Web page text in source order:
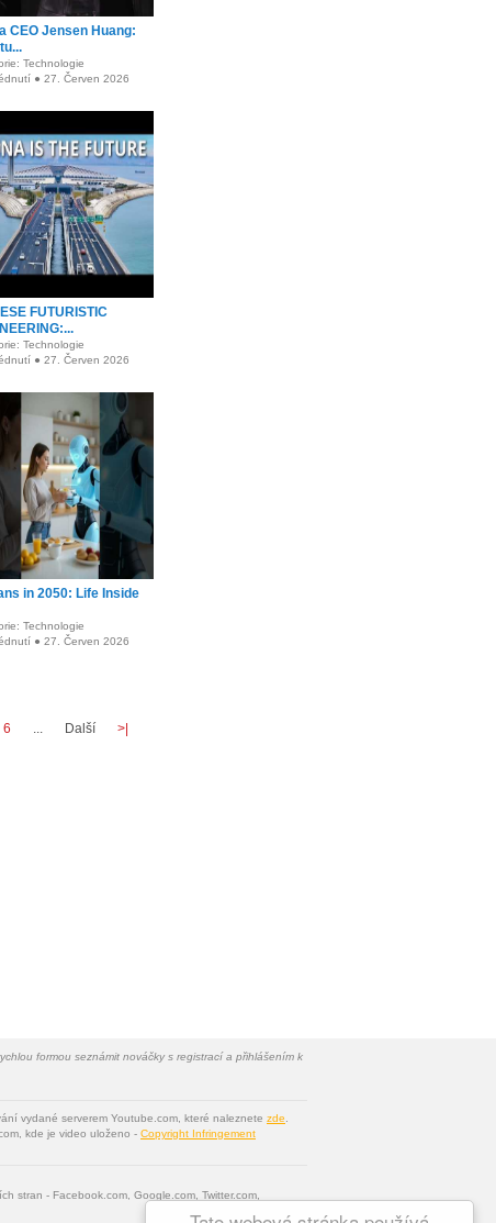
CEO Jensen Huang:
Technologie
● 27. Červen 2026
FUTURISTIC
Technologie
● 27. Červen 2026
in 2050: Life Inside
Technologie
● 27. Červen 2026
6 ... Další >|
formou seznámit nováčky s registrací a přihlášením k
vydané serverem Youtube.com, které naleznete zde
kde je video uloženo - Copyright Infringement
stran - Facebook.com, Google.com, Twitter.com,